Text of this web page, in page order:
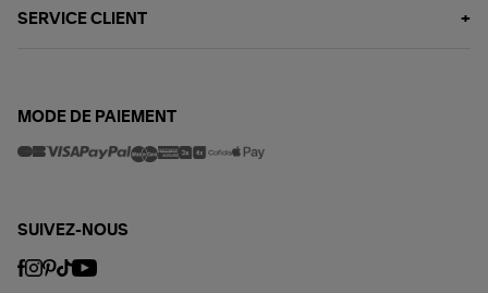
SERVICE CLIENT
MODE DE PAIEMENT
SUIVEZ-NOUS